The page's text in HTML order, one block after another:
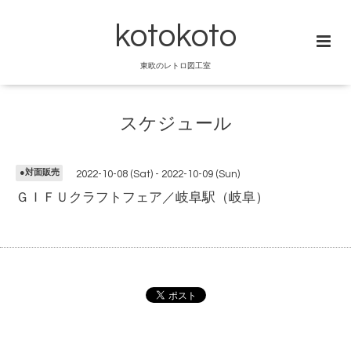
kotokoto
東欧のレトロ図工室
スケジュール
●対面販売 2022-10-08 (Sat) - 2022-10-09 (Sun)
ＧＩＦＵクラフトフェア／岐阜駅（岐阜）